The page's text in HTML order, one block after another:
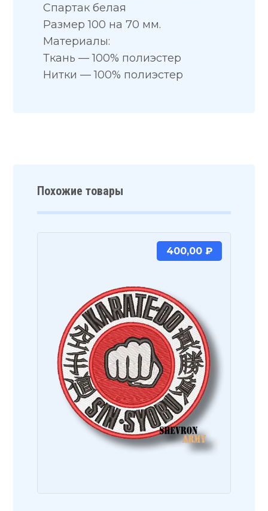
Спартак белая
Размер 100 на 70 мм.
Материалы:
Ткань — 100% полиэстер
Нитки — 100% полиэстер
Похожие товары
400,00 ₽